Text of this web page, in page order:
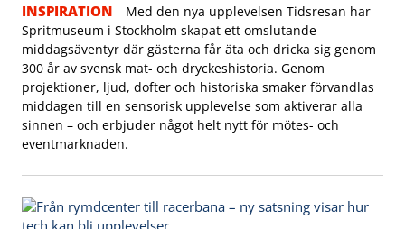
INSPIRATION
Med den nya upplevelsen Tidsresan har
Spritmuseum i Stockholm skapat ett omslutande
middagsäventyr där gästerna får äta och dricka sig genom
300 år av svensk mat- och dryckeshistoria. Genom
projektioner, ljud, dofter och historiska smaker förvandlas
middagen till en sensorisk upplevelse som aktiverar alla
sinnen – och erbjuder något helt nytt för mötes- och
eventmarknaden.